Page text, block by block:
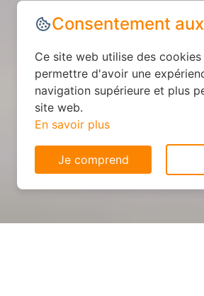
Consentement
Ce site web utilise des
permettre d'avoir une
navigation supérieure et plus
site web.
En savoir plus
Je comprend